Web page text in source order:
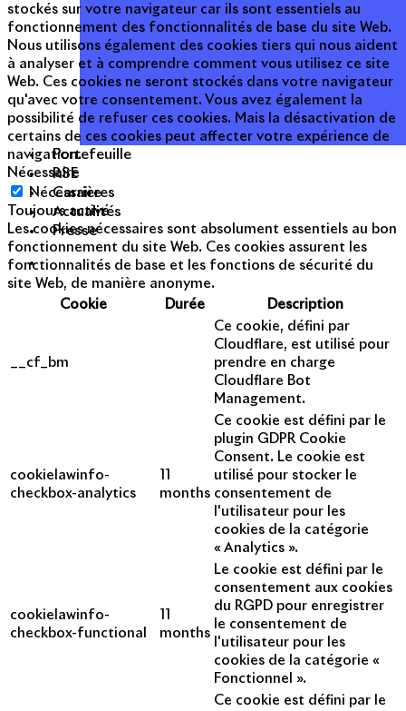
Portefeuille
RSE
Carrières
Actualités
Presse
stockés sur votre navigateur car ils sont essentiels au
fonctionnement des fonctionnalités de base du site Web.
Nous utilisons également des cookies tiers qui nous aident
à analyser et à comprendre comment vous utilisez ce site
Web. Ces cookies ne seront stockés dans votre navigateur
qu'avec votre consentement. Vous avez également la
possibilité de refuser ces cookies. Mais la désactivation de
certains de ces cookies peut affecter votre expérience de
navigation.
Nécessaire
Nécessaire
Toujours activé
Les cookies nécessaires sont absolument essentiels au bon
fonctionnement du site Web. Ces cookies assurent les
fonctionnalités de base et les fonctions de sécurité du
site Web, de manière anonyme.
Cookie
Durée Description
__cf_bm
Ce cookie, défini par
Cloudflare, est utilisé pour
prendre en charge
Cloudflare Bot
Management.
cookielawinfo-
checkbox-analytics
months
Ce cookie est défini par le
plugin GDPR Cookie
Consent. Le cookie est
utilisé pour stocker le
consentement de
l'utilisateur pour les
cookies de la catégorie
« Analytics ».
cookielawinfo-
checkbox-functional
months
Le cookie est défini par le
consentement aux cookies
du RGPD pour enregistrer
le consentement de
l'utilisateur pour les
cookies de la catégorie «
Fonctionnel ».
Ce cookie est défini par le